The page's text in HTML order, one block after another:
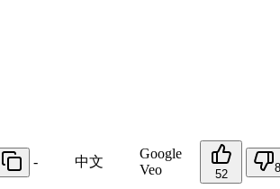
- 中文
Google
Veo
52 8